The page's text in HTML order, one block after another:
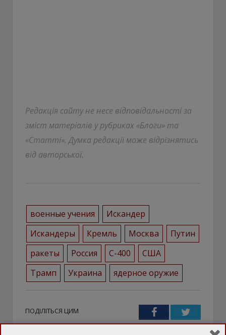
Редакція сайту не несе відповідальності за
зміст матеріалів у рубриках «Блоги» та
«Статті». Думка редакції може відрізнятись
від авторської.
военные учения
Искандер
Искандеры
Кремль Москва
Путин
ракеты
Россия С-400
США
Трамп
Украина ядерное оружие
ПОДІЛІТЬСЯ ЦИМ FacebookTwitter